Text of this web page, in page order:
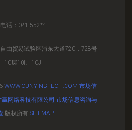
电话：021-552**
由贸易试验区浦东大道720，728号
10层10I、10J
WWW.CUNYINGTECH.COM 市场信
赢网络科技有限公司 市场信息咨询与
版权所有 SITEMAP